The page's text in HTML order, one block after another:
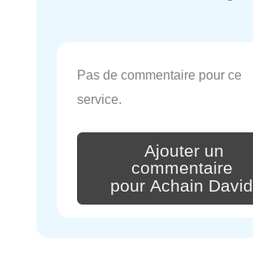
Pas de commentaire pour ce
service.
Ajouter un
commentaire
pour Achain David